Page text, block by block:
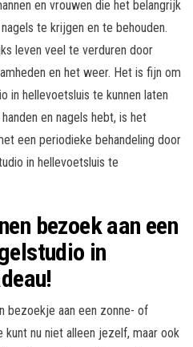
en vrouwen die het belangrijk
te krijgen en te behouden.
leven veel te verduren door
en het weer. Het is fijn om
in hellevoetsluis te kunnen laten
en nagels hebt, is het
een periodieke behandeling door
in hellevoetsluis te
bezoek aan een
in
bezoekje aan een zonne- of
kunt nu niet alleen jezelf, maar ook